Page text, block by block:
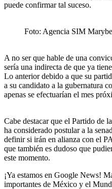
puede confirmar tal suceso.
Foto: Agencia SIM
A no ser que hable de una
sería una indirecta de que ya
Lo anterior debido a que su
a su candidato a la gubernatura
apenas se efectuarían el mes
Cabe destacar que el Partido de
ha considerado postular a la
definir si irán en alianza con el
que también es dudoso que
este momento.
¡Ya estamos en Google News!
importantes de México y el